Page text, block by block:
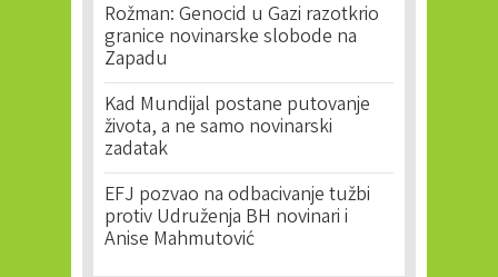
Rožman: Genocid u Gazi razotkrio
granice novinarske slobode na
Zapadu
Kad Mundijal postane putovanje
života, a ne samo novinarski
zadatak
EFJ pozvao na odbacivanje tužbi
protiv Udruženja BH novinari i
Anise Mahmutović